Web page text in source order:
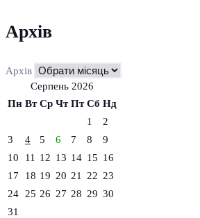
Архів
Архів
Серпень 2026
Пн Вт Ср Чт Пт Сб Нд
1
2
3
4 5 6 7 8
9
10
11 12 13 14 15 16
17
18 19 20 21 22 23
24
25 26 27 28 29 30
31